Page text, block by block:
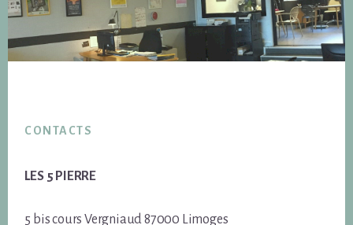
CONTACTS
LES 5 PIERRE
5 bis cours Vergniaud 87000 Limoges